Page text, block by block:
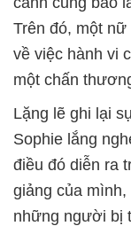
Trên đó, một
về việc hành vi
một chấn
Lặng lẽ ghi lại
Sophie lắng
điều đó diễn ra
giảng của
những người bị